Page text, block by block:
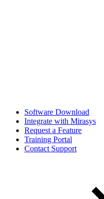
Software Download
Integrate with Mirasys
Request a Feature
Training Portal
Contact Support